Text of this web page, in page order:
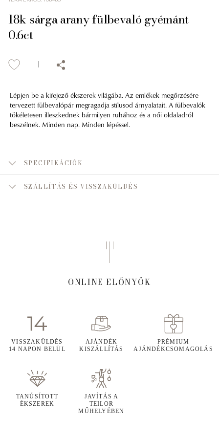
18k sárga arany fülbevaló gyémánt
0.6ct
Lépjen be a kifejező ékszerek világába. Az emlékek megőrzésére
tervezett fülbevalópár megragadja stílusod árnyalatait. A fülbevalók
tökéletesen illeszkednek bármilyen ruhához és a női oldaladról
beszélnek. Minden nap. Minden lépéssel.
SPECIFIKÁCIÓK
SZÁLLÍTÁS ÉS VISSZAKÜLDÉS
ONLINE ELŐNYÖK
VISSZAKÜLDÉS
14 NAPON BELÜL
AJÁNDÉK
KISZÁLLÍTÁS
PRÉMIUM
AJÁNDÉKCSOMAGOLÁS
TANÚSÍTOTT
ÉKSZEREK
JAVÍTÁS A
TEILOR
MŰHELYÉBEN